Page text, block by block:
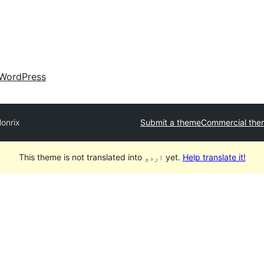
Submit a themeCommercial
This theme is not translated into اردو yet. Help translate it!